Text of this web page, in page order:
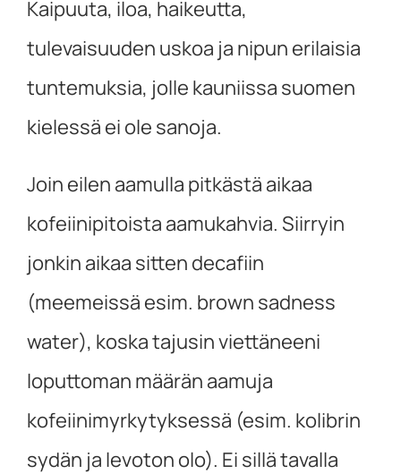
Kaipuuta, iloa, haikeutta,
tulevaisuuden uskoa ja nipun erilaisia
tuntemuksia, jolle kauniissa suomen
kielessä ei ole sanoja.
Join eilen aamulla pitkästä aikaa
kofeiinipitoista aamukahvia. Siirryin
jonkin aikaa sitten decafiin
(meemeissä esim. brown sadness
water), koska tajusin viettäneeni
loputtoman määrän aamuja
kofeiinimyrkytyksessä (esim. kolibrin
sydän ja levoton olo). Ei sillä tavalla